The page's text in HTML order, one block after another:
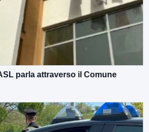
parla attraverso il Comune